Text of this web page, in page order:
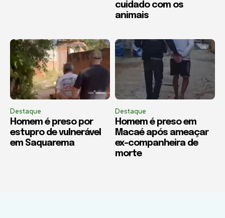
cuidado com os
animais
Destaque
Homem é preso por
estupro de vulnerável
em Saquarema
Destaque
Homem é preso em
Macaé após ameaçar
ex-companheira de
morte